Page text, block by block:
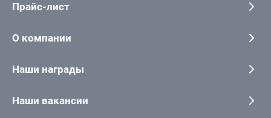
Прайс-лист
О компании
Наши награды
Наши вакансии